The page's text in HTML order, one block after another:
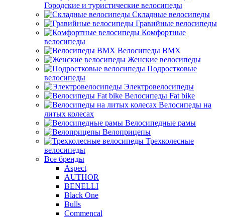
Городские и туристические велосипеды
Складные велосипеды
Гравийные велосипеды
Комфортные
велосипеды
Велосипеды BMX
Женские велосипеды
Подростковые
велосипеды
Электровелосипеды
Велосипеды Fat bike
Велосипеды на
литых колесах
Велосипедные рамы
Велоприцепы
Трехколесные
велосипеды
Все бренды
Aspect
AUTHOR
BENELLI
Black One
Bulls
Commencal